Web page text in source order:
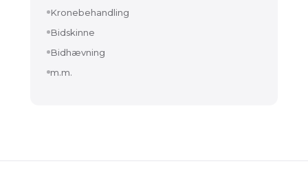
Kronebehandling
Bidskinne
Bidhævning
m.m.